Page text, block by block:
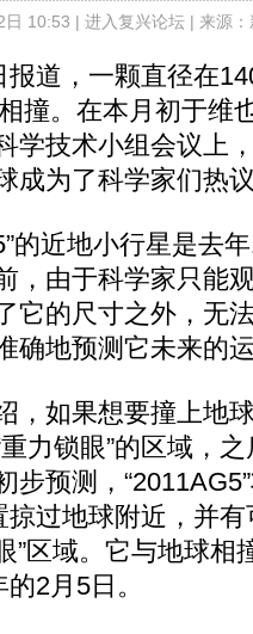
日 10:53 | 进入复兴论坛| 来源
道，一颗直径在
撞。在本月初于维
学技术小组会议上
成为了科学家们热
近地小行星是去
，由于科学家只能
它的尺寸之外，无
确地预测它未来的
如果想要撞上地
力锁眼”的区域，
步预测，
过地球附近，并
”区域。它与地球相
2月5日。